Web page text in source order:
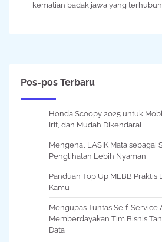
kematian badak jawa yang
Pos-pos Terbaru
Honda Scoopy 2025 untuk
Irit, dan Mudah Dikendarai
Mengenal LASIK Mata sebagai
Penglihatan Lebih Nyaman
Panduan Top Up MLBB
Kamu
Mengupas Tuntas Self-Service
Memberdayakan Tim Bisnis
Data